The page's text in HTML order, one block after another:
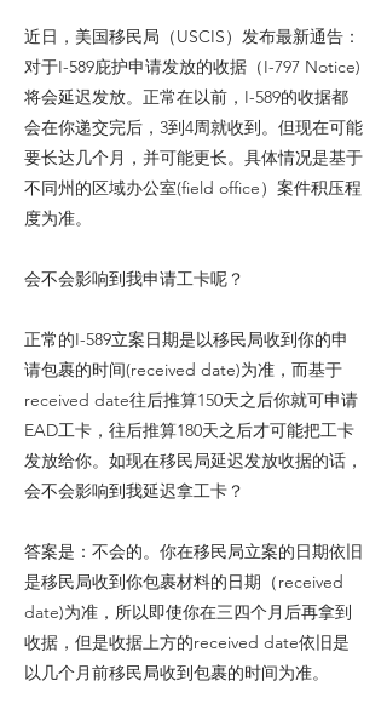
近日，美国移民局（USCIS）发布最新通告：
对于I-589庇护申请发放的收据（I-797 Notice)
将会延迟发放。正常在以前，I-589的收据都
会在你递交完后，3到4周就收到。但现在可能
要长达几个月，并可能更长。具体情况是基于
不同州的区域办公室(field office）案件积压程
度为准。
会不会影响到我申请工卡呢？
正常的I-589立案日期是以移民局收到你的申
请包裹的时间(received date)为准，而基于
received date往后推算150天之后你就可申请
EAD工卡，往后推算180天之后才可能把工卡
发放给你。如现在移民局延迟发放收据的话，
会不会影响到我延迟拿工卡？
答案是：不会的。你在移民局立案的日期依旧
是移民局收到你包裹材料的日期（received
date)为准，所以即使你在三四个月后再拿到
收据，但是收据上方的received date依旧是
以几个月前移民局收到包裹的时间为准。